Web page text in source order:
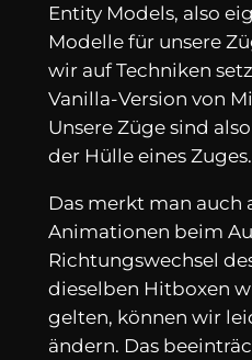
Entity Models, also
Modelle für unsere
wir auf Techniken
Vanilla-Version von
Unsere Züge sind
der Hülle eines Zuges.
Das merkt man auch
Animationen beim
Richtungswechsel
dieselben Hitboxen
gelten, können wir
ändern. Das